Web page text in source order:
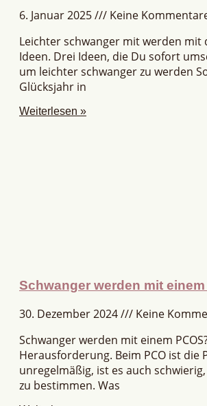
6. Januar 2025
Keine
Leichter schwanger mit werden mit
Ideen. Drei Ideen, die Du sofort
um leichter schwanger zu werden
Glücksjahr in
Weiterlesen »
Schwanger werden mit einem
30. Dezember 2024
Keine
Schwanger werden mit einem
Herausforderung. Beim PCO ist die
unregelmäßig, ist es auch
zu bestimmen. Was